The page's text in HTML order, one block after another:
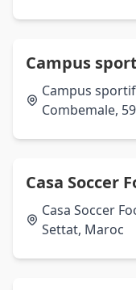
Campus
Campus
Combemale,
Casa Soccer
Casa Soccer
Settat, Maroc